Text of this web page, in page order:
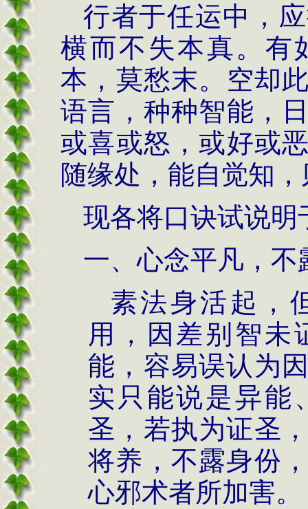
行者于任运中，
横而不失本真。有
本，莫愁末。空却
语言，种种智能，
或喜或怒，或好或
随缘处，能自觉知
现各将口诀试说明
一、心念平凡，不
素法身活起，
用，因差别智未
能，容易误认为
实只能说是异能
圣，若执为证圣
将养，不露身份
心邪术者所加害。